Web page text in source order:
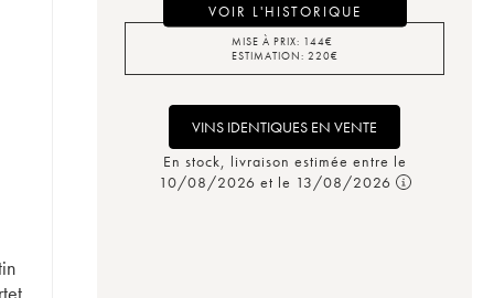
VOIR L'HISTORIQUE
MISE À PRIX: 144€
ESTIMATION: 220€
VINS IDENTIQUES EN VENTE
En stock, livraison estimée entre le
10/08/2026 et le 13/08/2026